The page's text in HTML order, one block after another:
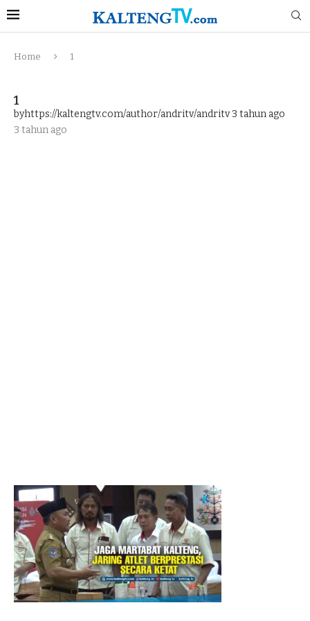
Home 1
1
byhttps://kaltengtv.com/author/andritv/andritv3 tahun ago
3 tahun ago